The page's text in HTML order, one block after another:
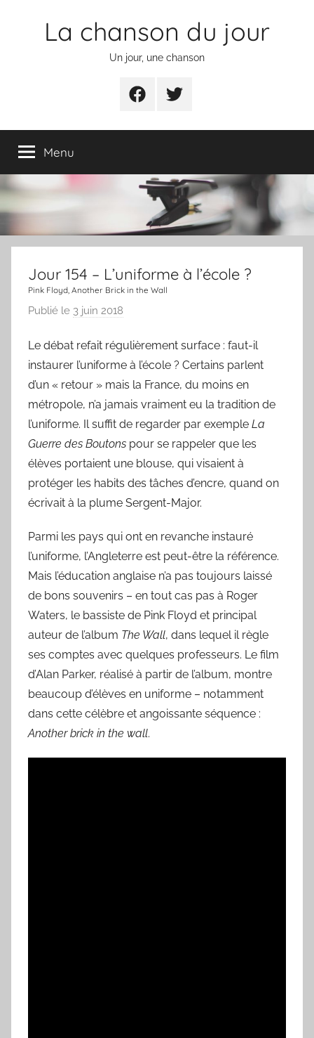
La chanson du jour
Un jour, une chanson
FacebookTwitter
Menu
Jour 154 – L’uniforme à l’école ?
Pink Floyd, Another Brick in the Wall
Publié le 3 juin 2018
r
L
a
C
h
a
o
r
Le débat refait régulièrement surface : faut-il
instaurer l’uniforme à l’école ? Certains parlent
d’un « retour » mais la France, du moins en
métropole, n’a jamais vraiment eu la tradition de
l’uniforme. Il suffit de regarder par exemple La
Guerre des Boutons pour se rappeler que les
élèves portaient une blouse, qui visaient à
protéger les habits des tâches d’encre, quand on
écrivait à la plume Sergent-Major.
Parmi les pays qui ont en revanche instauré
l’uniforme, l’Angleterre est peut-être la référence.
Mais l’éducation anglaise n’a pas toujours laissé
de bons souvenirs – en tout cas pas à Roger
Waters, le bassiste de Pink Floyd et principal
auteur de l’album The Wall, dans lequel il règle
ses comptes avec quelques professeurs. Le film
d’Alan Parker, réalisé à partir de l’album, montre
beaucoup d’élèves en uniforme – notamment
dans cette célèbre et angoissante séquence :
Another brick in the wall.